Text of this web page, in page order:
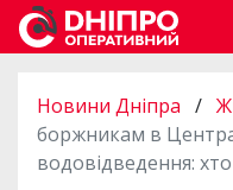
Новини Дніпра /
боржникам в
водовідведення: